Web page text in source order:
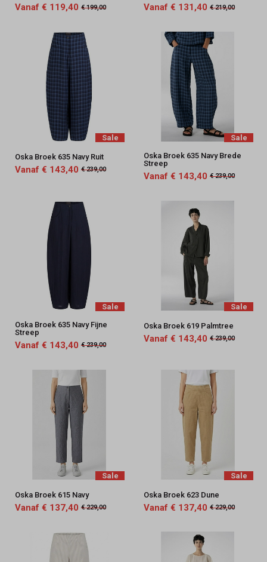
Vanaf € 119,40 € 199,00 Vanaf € 131,40 € 219,00
Sale
Oska Broek 635 Navy Ruit
Vanaf € 143,40 € 239,00
Sale
Oska Broek 635 Navy Brede
Streep
Vanaf € 143,40 € 239,00
Sale
Oska Broek 635 Navy Fijne
Streep
Vanaf € 143,40 € 239,00
Sale
Oska Broek 619 Palmtree
Vanaf € 143,40 € 239,00
Sale
Oska Broek 615 Navy
Vanaf € 137,40 € 229,00
Sale
Oska Broek 623 Dune
Vanaf € 137,40 € 229,00